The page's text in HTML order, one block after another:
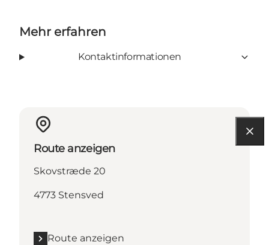
Mehr erfahren
Kontaktinformationen
Route anzeigen
Skovstræde 20
4773 Stensved
Route anzeigen